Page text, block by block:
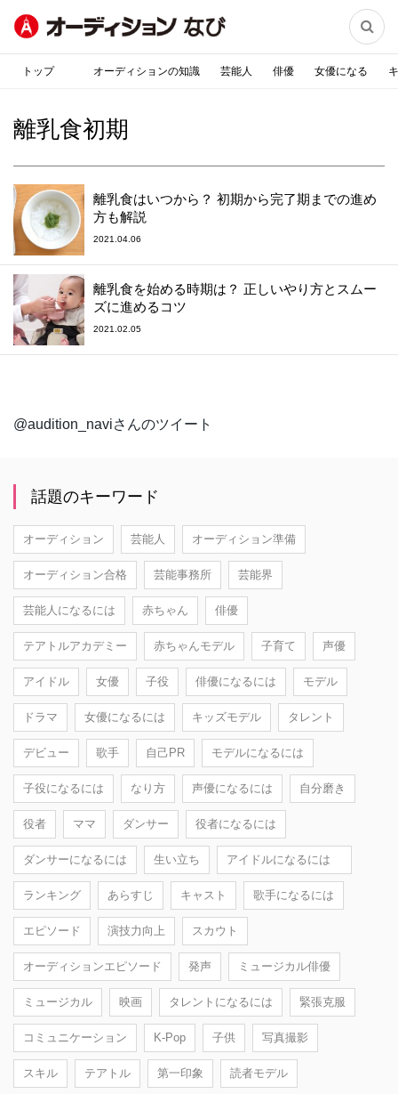

トップ オーディションの知識 芸能人 俳優 女優になる
離乳食初期
離乳食はいつから？ 初期から完了期までの進め
方も解説
2021.04.06
離乳食を始める時期は？ 正しいやり方とスムー
ズに進めるコツ
2021.02.05
@audition_naviさんのツイート
話題のキーワード
オーディション 芸能人 オーディション準備
オーディション合格 芸能事務所 芸能界
芸能人になるには 赤ちゃん 俳優
テアトルアカデミー 赤ちゃんモデル 子育て 声優
アイドル 女優 子役 俳優になるには モデル
ドラマ 女優になるには キッズモデル タレント
デビュー 歌手 自己PR モデルになるには
子役になるには なり方 声優になるには 自分磨き
役者 ママ ダンサー 役者になるには
ダンサーになるには 生い立ち アイドルになるには
ランキング あらすじ キャスト 歌手になるには
エピソード 演技力向上 スカウト
オーディションエピソード 発声 ミュージカル俳優
ミュージカル 映画 タレントになるには 緊張克服
コミュニケーション K-Pop 子供 写真撮影
スキル テアトル 第一印象 読者モデル